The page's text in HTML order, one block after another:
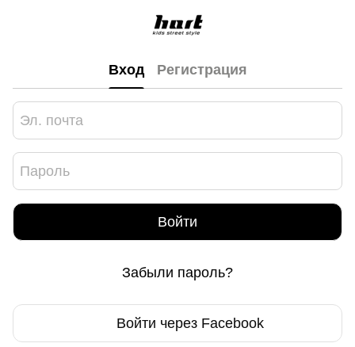
Вход Регистрация
Войти
Забыли пароль?
Войти через Facebook